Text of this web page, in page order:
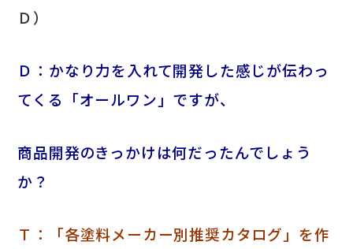
Ｄ）
Ｄ：かなり力を入れて開発した感じが伝わっ
てくる「オールワン」ですが、
商品開発のきっかけは何だったんでしょう
か？
Ｔ：「各塗料メーカー別推奨カタログ」を作